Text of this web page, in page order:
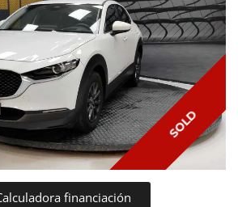
SOLD
financiación